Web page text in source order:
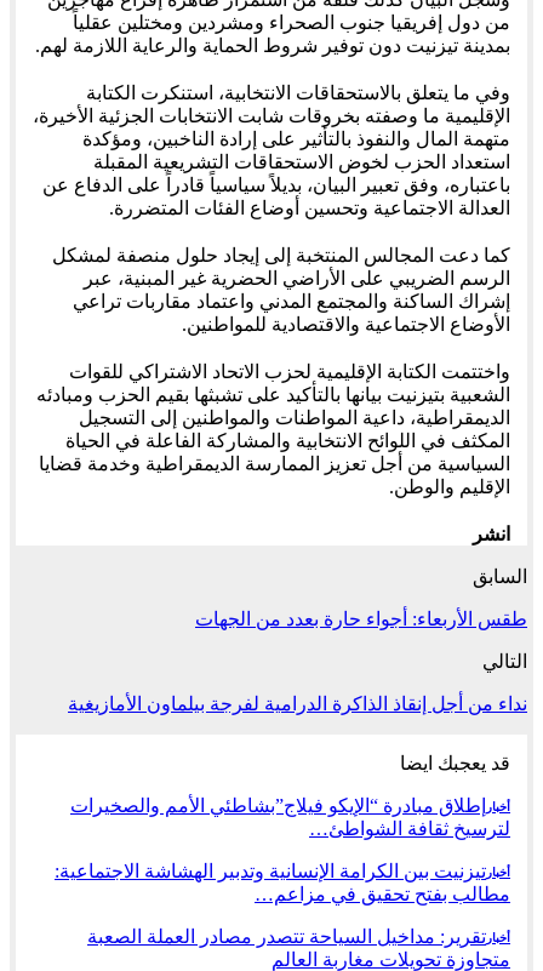
من دول إفريقيا جنوب الصحراء ومشردين ومختلين عقلياً
بمدينة تيزنيت دون توفير شروط الحماية والرعاية اللازمة لهم.
وفي ما يتعلق بالاستحقاقات الانتخابية، استنكرت الكتابة
الإقليمية ما وصفته بخروقات شابت الانتخابات الجزئية الأخيرة،
متهمة المال والنفوذ بالتأثير على إرادة الناخبين، ومؤكدة
استعداد الحزب لخوض الاستحقاقات التشريعية المقبلة
باعتباره، وفق تعبير البيان، بديلاً سياسياً قادراً على الدفاع عن
العدالة الاجتماعية وتحسين أوضاع الفئات المتضررة.
كما دعت المجالس المنتخبة إلى إيجاد حلول منصفة لمشكل
الرسم الضريبي على الأراضي الحضرية غير المبنية، عبر
إشراك الساكنة والمجتمع المدني واعتماد مقاربات تراعي
الأوضاع الاجتماعية والاقتصادية للمواطنين.
واختتمت الكتابة الإقليمية لحزب الاتحاد الاشتراكي للقوات
الشعبية بتيزنيت بيانها بالتأكيد على تشبثها بقيم الحزب ومبادئه
الديمقراطية، داعية المواطنات والمواطنين إلى التسجيل
المكثف في اللوائح الانتخابية والمشاركة الفاعلة في الحياة
السياسية من أجل تعزيز الممارسة الديمقراطية وخدمة قضايا
الإقليم والوطن.
انشر
السابق
طقس الأربعاء: أجواء حارة بعدد من الجهات
التالي
نداء من أجل إنقاذ الذاكرة الدرامية لفرجة بيلماون الأمازيغية
قد يعجبك ايضا
أخبار
إطلاق مبادرة “الإيكو فيلاج”بشاطئي الأمم والصخيرات
لترسيخ ثقافة الشواطئ…
أخبار تيزنيت بين الكرامة الإنسانية وتدبير الهشاشة الاجتماعية:
مطالب بفتح تحقيق في مزاعم…
أخبار تقرير: مداخيل السياحة تتصدر مصادر العملة الصعبة
متجاوزة تحويلات مغاربة العالم